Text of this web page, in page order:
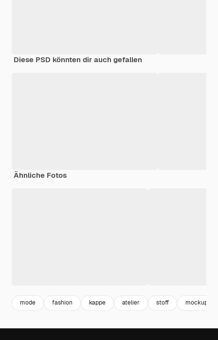
Diese PSD könnten dir auch gefallen
Ähnliche Fotos
mode fashion kappe atelier stoff mockup